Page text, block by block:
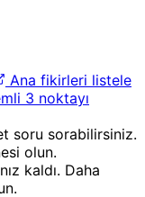
Ana fikirleri listele
3 noktayı
soru sorabilirsiniz.
olun.
kaldı. Daha